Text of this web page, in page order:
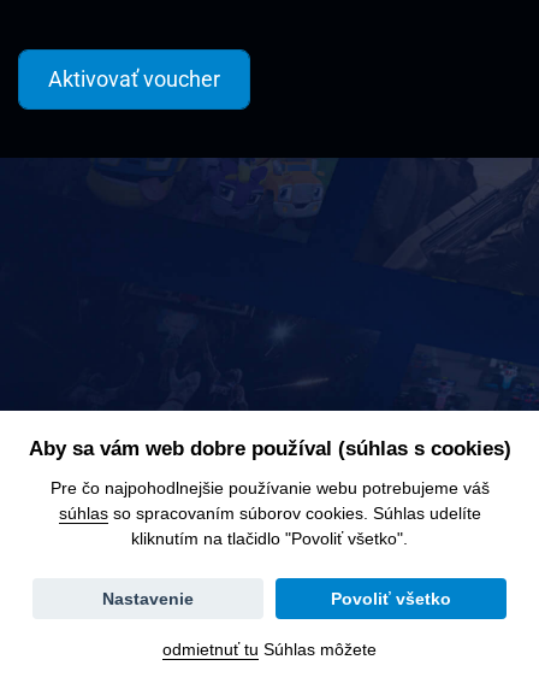
Aktivovať voucher
Všeobecné podmienky GDPR Kontakt
Úplné prihlásenie
Aby sa vám web dobre používal (súhlas s cookies)
Pre čo najpohodlnejšie používanie webu potrebujeme váš
súhlasso spracovaním súborov cookies. Súhlas udelíte
kliknutím na tlačidlo "Povoliť všetko".
Povoliť všetko
Nastavenie
odmietnuť tu Súhlas môžete